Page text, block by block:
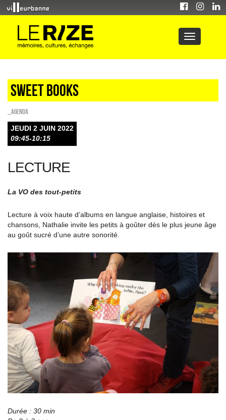
Sweet Books
_Agenda
JEUDI 2 JUIN 2022
09:45-10:15
LECTURE
La VO des tout-petits
Lecture à voix haute d’albums en langue anglaise, histoires et
chansons, Nathalie invite les petits à goûter dès le plus jeune âge
au goût sucré d’une autre sonorité.
Durée : 30 min